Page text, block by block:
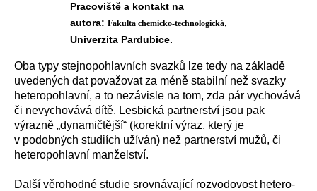
Pracoviště a kontakt na
autora: Fakulta chemicko-technologická,
Univerzita Pardubice.
Oba typy stejnopohlavních svazků lze tedy na základě
uvedených dat považovat za méně stabilní než svazky
heteropohlavní, a to nezávisle na tom, zda pár vychovává
či nevychovává dítě. Lesbická partnerství jsou pak
výrazně „dynamičtější“ (korektní výraz, který je
v podobných studiích užíván) než partnerství mužů, či
heteropohlavní manželství.
Další věrohodné studie srovnávající rozvodovost hetero-